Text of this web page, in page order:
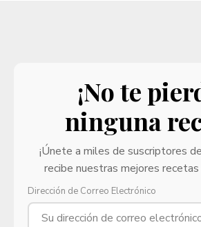
¡No te
ninguna
¡Únete a miles de suscriptores
recibe nuestras mejores recetas
Dirección de Correo Electrónico